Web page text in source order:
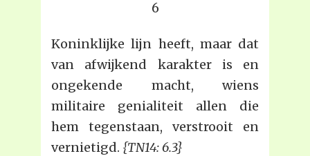
6
Koninklijke lijn heeft, maar dat
van afwijkend karakter is en
ongekende macht, wiens
militaire genialiteit allen die
hem tegenstaan, verstrooit en
vernietigd. {TN14: 6.3}